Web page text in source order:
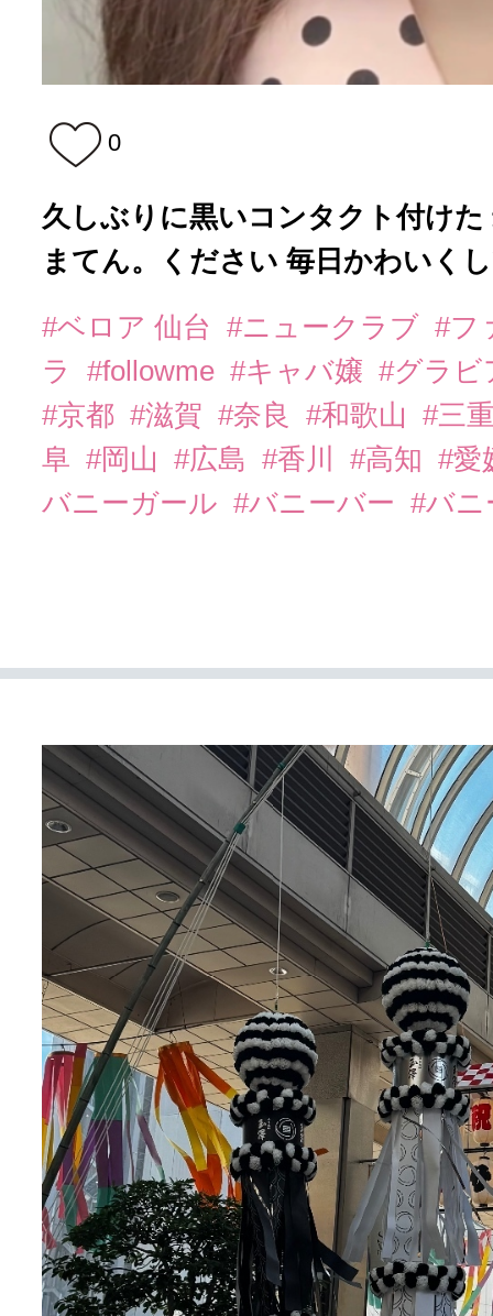
0
久しぶりに黒いコンタクト付け
まてん。ください 毎日かわいく
#ベロア 仙台 #ニュークラブ #フ
ラ
#followme #キャバ嬢 #グラ
#京都 #滋賀 #奈良 #和歌山
#三
阜 #岡山 #広島 #香川 #高知 #愛
バニーガール #バニーバー #バ